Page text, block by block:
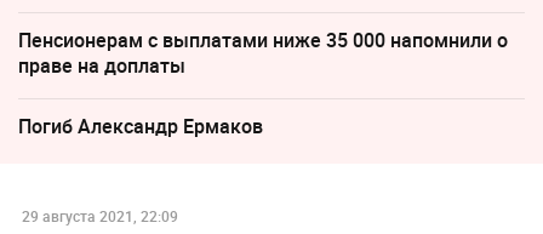
Пенсионерам с выплатами ниже 35 000 напомнили о
праве на доплаты
Погиб Александр Ермаков
29 августа 2021, 22:09